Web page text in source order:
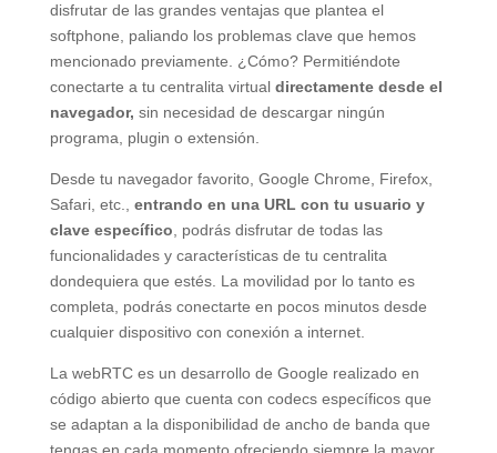
disfrutar de las grandes ventajas que plantea el
softphone, paliando los problemas clave que hemos
mencionado previamente. ¿Cómo? Permitiéndote
conectarte a tu centralita virtual directamente desde el
navegador, sin necesidad de descargar ningún
programa, plugin o extensión.
Desde tu navegador favorito, Google Chrome, Firefox,
Safari, etc., entrando en una URL con tu usuario y
clave específico , podrás disfrutar de todas las
funcionalidades y características de tu centralita
dondequiera que estés. La movilidad por lo tanto es
completa, podrás conectarte en pocos minutos desde
cualquier dispositivo con conexión a internet.
La webRTC es un desarrollo de Google realizado en
código abierto que cuenta con codecs específicos que
se adaptan a la disponibilidad de ancho de banda que